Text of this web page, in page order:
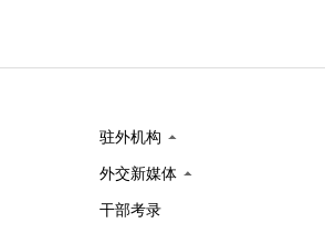
驻外机构
外交新媒体
干部考录